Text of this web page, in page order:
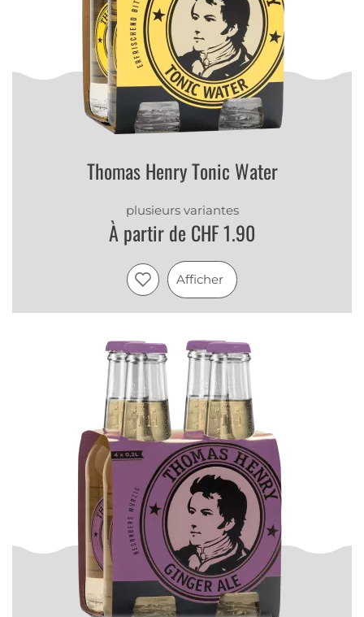
Thomas Henry Tonic Water
plusieurs variantes
À partir de CHF 1.90
Afficher